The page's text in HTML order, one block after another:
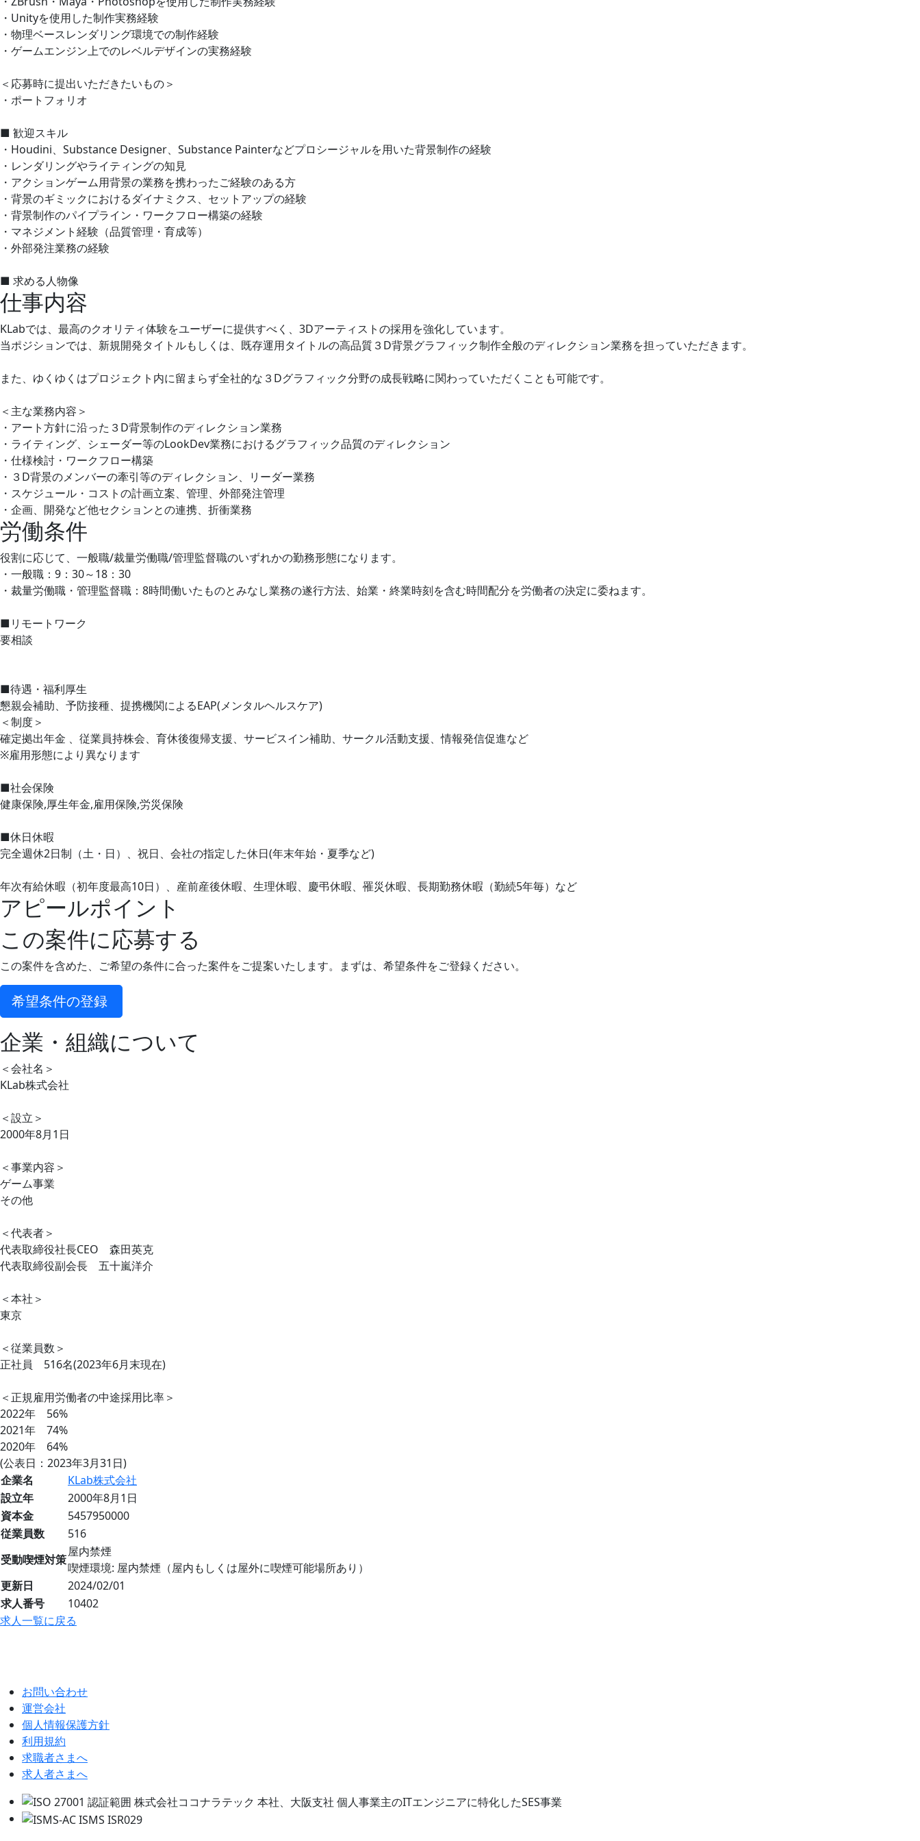
・Unityを使用した制作実務経験
・物理ベースレンダリング環境での制作経験
・ゲームエンジン上でのレベルデザインの実務経験
＜応募時に提出いただきたいもの＞
・ポートフォリオ
■ 歓迎スキル
・Houdini、Substance Designer、Substance Painterなどプロシージャルを用いた背景制作の経験
・レンダリングやライティングの知見
・アクションゲーム用背景の業務を携わったご経験のある方
・背景のギミックにおけるダイナミクス、セットアップの経験
・背景制作のパイプライン・ワークフロー構築の経験
・マネジメント経験（品質管理・育成等）
・外部発注業務の経験
■ 求める人物像
仕事内容
KLabでは、最高のクオリティ体験をユーザーに提供すべく、3Dアーティストの採用を強化しています。
当ポジションでは、新規開発タイトルもしくは、既存運用タイトルの高品質３D背景グラフィック制作全般のディレクション業務を担っていただきます。
また、ゆくゆくはプロジェクト内に留まらず全社的な３Dグラフィック分野の成長戦略に関わっていただくことも可能です。
＜主な業務内容＞
・アート方針に沿った３D背景制作のディレクション業務
・ライティング、シェーダー等のLookDev業務におけるグラフィック品質のディレクション
・仕様検討・ワークフロー構築
・３D背景のメンバーの牽引等のディレクション、リーダー業務
・スケジュール・コストの計画立案、管理、外部発注管理
・企画、開発など他セクションとの連携、折衝業務
労働条件
役割に応じて、一般職/裁量労働職/管理監督職のいずれかの勤務形態になります。
・一般職：9：30～18：30
・裁量労働職・管理監督職：8時間働いたものとみなし業務の遂行方法、始業・終業時刻を含む時間配分を労働者の決定に委ねます。
■リモートワーク
要相談
■待遇・福利厚生
懇親会補助、予防接種、提携機関によるEAP(メンタルヘルスケア)
＜制度＞
確定拠出年金 、従業員持株会、育休後復帰支援、サービスイン補助、サークル活動支援、情報発信促進など
※雇用形態により異なります
■社会保険
健康保険,厚生年金,雇用保険,労災保険
■休日休暇
完全週休2日制（土・日）、祝日、会社の指定した休日(年末年始・夏季など)
年次有給休暇（初年度最高10日）、産前産後休暇、生理休暇、慶弔休暇、罹災休暇、長期勤務休暇（勤続5年毎）など
アピールポイント
この案件に応募する
この案件を含めた、ご希望の条件に合った案件をご提案いたします。まずは、希望条件をご登録ください。
希望条件の登録
企業・組織について
＜会社名＞
KLab株式会社
＜設立＞
2000年8月1日
＜事業内容＞
ゲーム事業
その他
＜代表者＞
代表取締役社長CEO 森田英克
代表取締役副会長 五十嵐洋介
＜本社＞
東京
＜従業員数＞
正社員 516名(2023年6月末現在)
＜正規雇用労働者の中途採用比率＞
2022年 56%
2021年 74%
2020年 64%
(公表日：2023年3月31日)
企業名
KLab株式会社
設立年
2000年8月1日
資本金
5457950000
従業員数
516
受動喫煙対策
屋内禁煙
喫煙環境: 屋内禁煙（屋内もしくは屋外に喫煙可能場所あり）
更新日
2024/02/01
求人番号
10402
求人一覧に戻る
お問い合わせ
運営会社
個人情報保護方針
利用規約
求職者さまへ
求人者さまへ